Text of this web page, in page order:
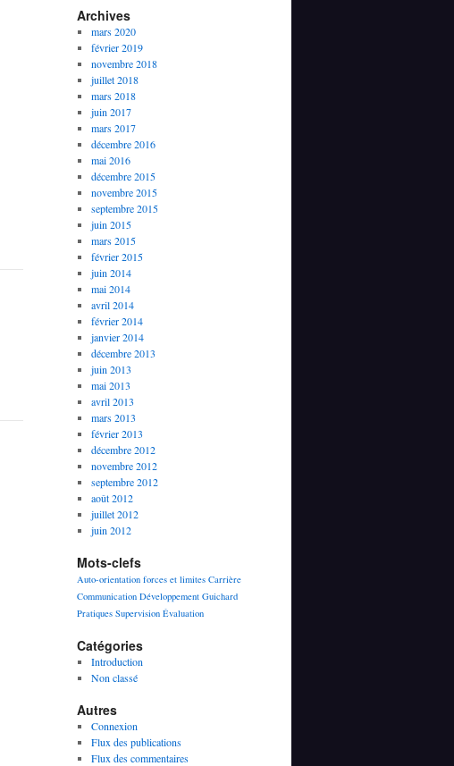
Archives
mars 2020
février 2019
novembre 2018
juillet 2018
mars 2018
juin 2017
mars 2017
décembre 2016
mai 2016
décembre 2015
novembre 2015
septembre 2015
juin 2015
mars 2015
février 2015
juin 2014
mai 2014
avril 2014
février 2014
janvier 2014
décembre 2013
juin 2013
mai 2013
avril 2013
mars 2013
février 2013
décembre 2012
novembre 2012
septembre 2012
août 2012
juillet 2012
juin 2012
Mots-clefs
Auto-orientation forces et limites Carrière
Communication Développement Guichard
Pratiques Supervision Évaluation
Catégories
Introduction
Non classé
Autres
Connexion
Flux des publications
Flux des commentaires